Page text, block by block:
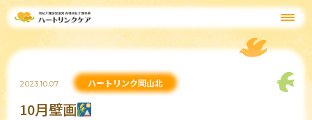
2023.10.07 ハートリンク岡山北
10月壁画